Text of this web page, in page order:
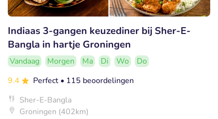
Indiaas 3-gangen keuzediner bij Sher-E-
Bangla in hartje Groningen
Vandaag Morgen Ma Di Wo
Do
9.4
Perfect • 115 beoordelingen
Sher-E-Bangla
Groningen (402km)